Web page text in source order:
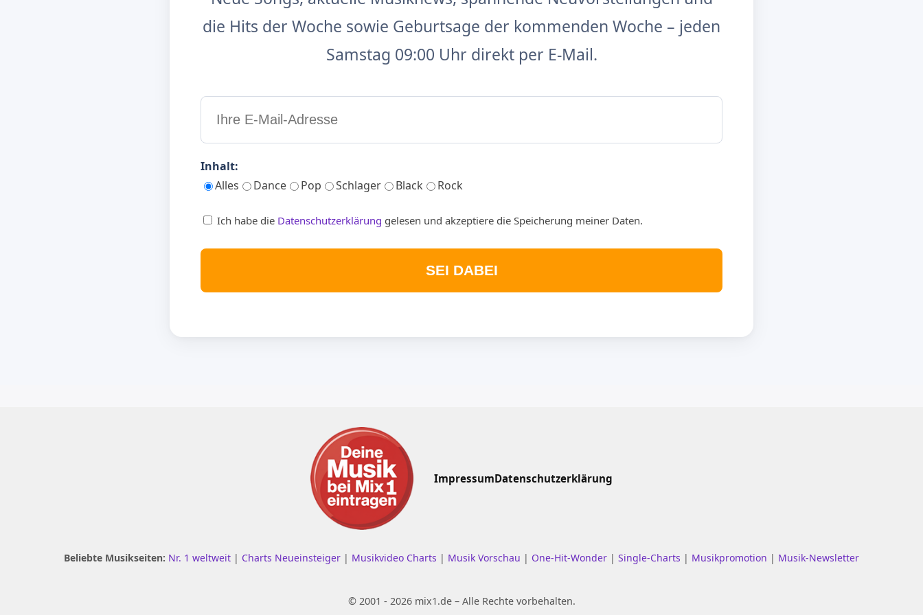
die Hits der Woche sowie Geburtsage der kommenden Woche – jeden
Samstag 09:00 Uhr direkt per E-Mail.
Inhalt:
Alles
Dance Pop Schlager Black Rock
Ich habe die Datenschutzerklärung gelesen und akzeptiere die Speicherung meiner Daten.
SEI DABEI
ImpressumDatenschutzerklärung
Beliebte Musikseiten: Nr. 1 weltweit | Charts Neueinsteiger | Musikvideo Charts | Musik Vorschau | One-Hit-Wonder | Single-Charts | Musikpromotion | Musik-Newsletter
© 2001 - 2026 mix1.de – Alle Rechte vorbehalten.